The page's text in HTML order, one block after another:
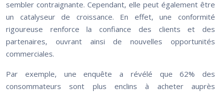
sembler contraignante. Cependant, elle peut également être
un catalyseur de croissance. En effet, une conformité
rigoureuse renforce la confiance des clients et des
partenaires, ouvrant ainsi de nouvelles opportunités
commerciales.
Par exemple, une enquête a révélé que 62% des
consommateurs sont plus enclins à acheter auprès